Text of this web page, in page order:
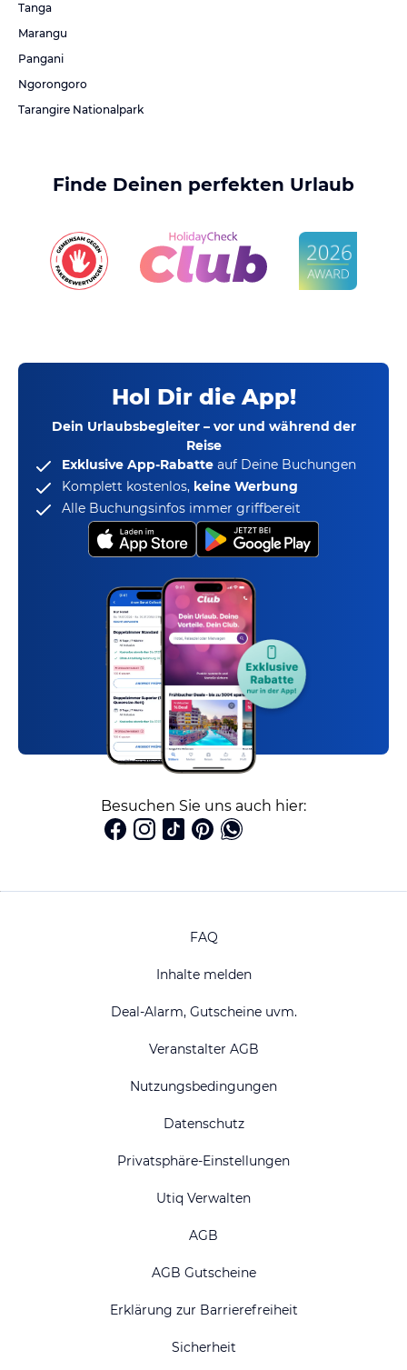
Tanga
Marangu
Pangani
Ngorongoro
Tarangire Nationalpark
Finde Deinen perfekten Urlaub
Hol Dir die App!
Dein Urlaubsbegleiter – vor und während der
Reise
Exklusive App-Rabatte auf Deine Buchungen
Komplett kostenlos, keine Werbung
Alle Buchungsinfos immer griffbereit
Besuchen Sie uns auch hier:
FAQ
Inhalte melden
Deal-Alarm, Gutscheine uvm.
Veranstalter AGB
Nutzungsbedingungen
Datenschutz
Privatsphäre-Einstellungen
Utiq Verwalten
AGB
AGB Gutscheine
Erklärung zur Barrierefreiheit
Sicherheit